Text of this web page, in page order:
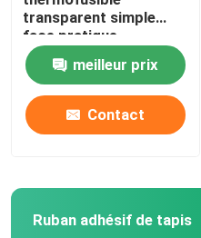
transparent simple
face pratique
polyvalent
meilleur prix
Contact
Ruban adhésif de tapis